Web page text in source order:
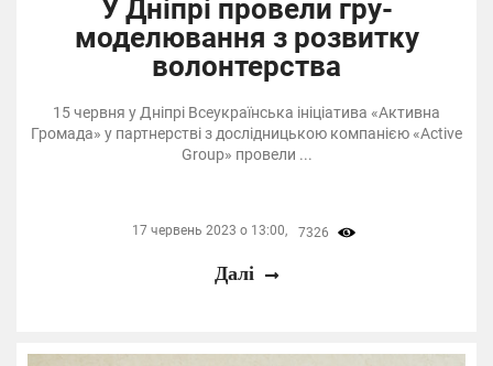
У Дніпрі провели гру-
моделювання з розвитку
волонтерства
15 червня у Дніпрі Всеукраїнська ініціатива «Активна
Громада» у партнерстві з дослідницькою компанією «Active
Group» провели ...
17 червень 2023 о 13:00, 7326
Далі